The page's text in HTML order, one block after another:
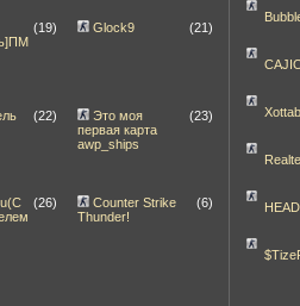
(19) Glock9 (21)
(22)
Это моя
первая карта
awp_ships
(23)
(26)
Counter Strike
Thunder!
(6)